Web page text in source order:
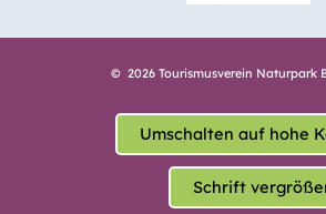
© 2026 Tourismusverein Naturpark
Umschalten auf hohe
Schrift